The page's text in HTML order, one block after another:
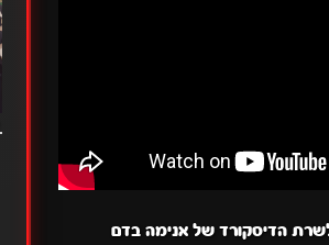
הדיסקורד של אנימה בדם